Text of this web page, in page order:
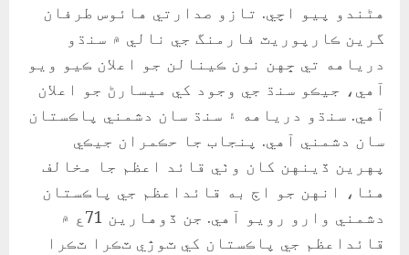
هڻندو پيو اچي. تازو صدارتي هائوس طرفان
گرين ڪارپوريٽ فارمنگ جي نالي ۾ سنڌو
درياهه تي ڇهن نون ڪينالن جو اعلان ڪيو ويو
آهي، جيڪو سنڌ جي وجود کي ميسارڻ جو اعلان
آهي. سنڌو درياهه ۽ سنڌ سان دشمني پاڪستان
سان دشمني آهي. پنجاب جا حڪمران جيڪي
پهرين ڏينهن کان وٺي قائد اعظم جا مخالف
هئا، انهن جو اڄ به قائداعظم جي پاڪستان
دشمني وارو رويو آهي. جن ڏوهارين 71ع ۾
قائداعظم جي پاڪستان کي ٽوڙي ٽڪرا ٽڪرا